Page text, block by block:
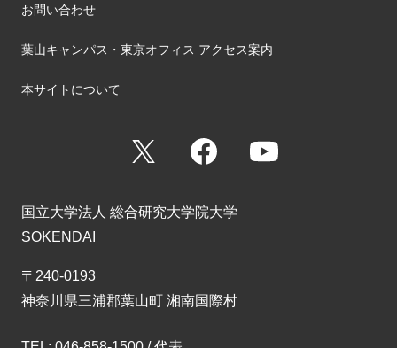
お問い合わせ
葉山キャンパス・東京オフィス アクセス案内
本サイトについて
Facebook
国立大学法人 総合研究大学院大学
SOKENDAI
〒240-0193
神奈川県三浦郡葉山町 湘南国際村